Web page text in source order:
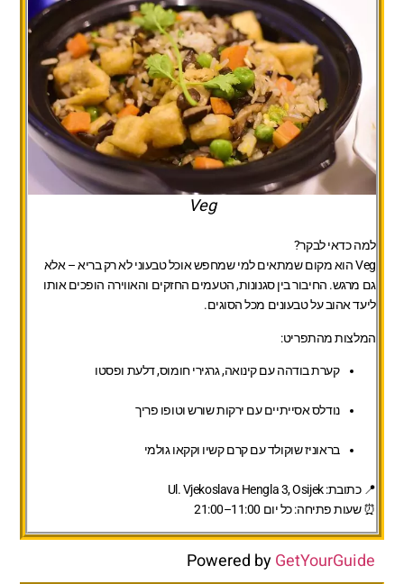
Veg
למה כדאי לבקר?
Veg הוא מקום שמתאים למי שמחפש אוכל טבעוני לא רק בריא – אלא
גם מרגש. החיבור בין סגנונות, הטעמים החזקים והאווירה הופכים אותו
ליעד אהוב על טבעונים מכל הסוגים.
המלצות מהתפריט:
קערת בודהה עם קינואה, גרגירי חומוס, דלעת ופסטו
נודלס אסייתיים עם ירקות שורש וטופו פריך
בראוניז שוקולד עם קרם קשיו וקקאו גולמי
📍 כתובת: Ul. Vjekoslava Hengla 3, Osijek
⏰ שעות פתיחה: כל יום 11:00–21:00
Powered byGetYourGuide